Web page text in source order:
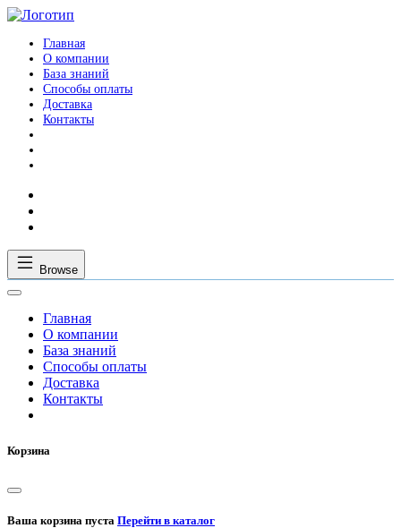
Главная
О компании
База знаний
Способы оплаты
Доставка
Контакты
Browse
Главная
О компании
База знаний
Способы оплаты
Доставка
Контакты
Корзина
Ваша корзина пуста Перейти в каталог